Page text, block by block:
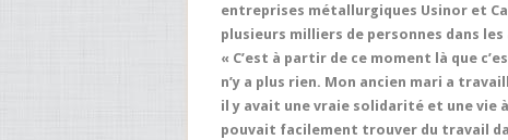
entreprises métallurgiques Usinor et
plusieurs milliers de personnes dans
« C’est à partir de ce moment là que
n’y a plus rien. Mon ancien mari a
il y avait une vraie solidarité et une vie à
pouvait facilement trouver du travail